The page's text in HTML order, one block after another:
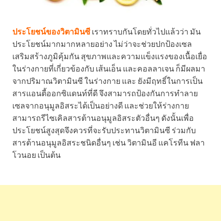
ประโยชน์ของวิตามินซี เราทราบกันโดยทั่วไปแล้วว่า มัน
ประโยชน์มากมากหลายอย่าง ไม่ว่าจะช่วยปกป้องเซล
เสริมสร้างภูมิคุ้มกัน สุขภาพและความแข็งแรงของเนื้อเยื่อ
ในร่างกายที่เกี่ยวข้องกับ เส้นเอ็น และคอลลาเจน ก็มีผลมา
จากปริมาณวิตามินซี ในร่างกาย และ ยังมีฤทธิ์ในการเป็น
สารแอนตี้ออกซิแดนท์ที่ดี จึงสามารถป้องกันการทำลาย
เซลจากอนุมูลอิสระได้เป็นอย่างดี และช่วยให้ร่างกาย
สามารถรีไซเคิลสารต้านอนุมูลอิสระตัวอื่นๆ ดังนั้นเพื่อ
ประโยชน์สูงสุดจึงควรที่จะรับประทานวิตามินซี ร่วมกับ
สารต้านอนุมูลอิสระชนิดอื่นๆ เช่น วิตามินอี แคโรทีน ฟลา
โวนอย เป็นต้น